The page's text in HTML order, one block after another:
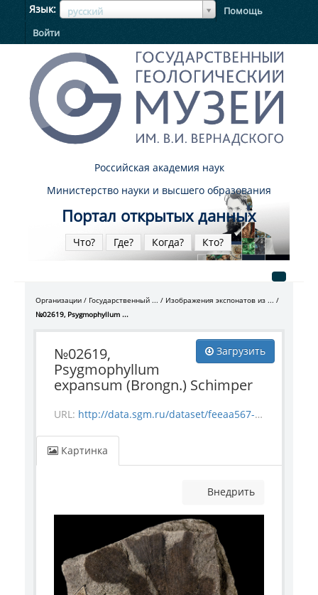
Язык русский
ЯзыкЯзык
Помощь
Войти
Российская академия наук
Министерство науки и высшего образования
Портал открытых данных
Что? Где? Когда? Кто?
Организации Государственный ...
Изображения экспонатов из ...
№02619, Psygmophyllum ...
Загрузить
№02619,
Psygmophyllum
expansum (Brongn.) Schimper
URL: http://data.sgm.ru/dataset/feeaa567-e841-4fc6-ab56-73987ea6492e/resource/04edd501-0d08-462f-94ed-65d4d1c3db7c/download/flora_2619.jpg
Картинка
Внедрить